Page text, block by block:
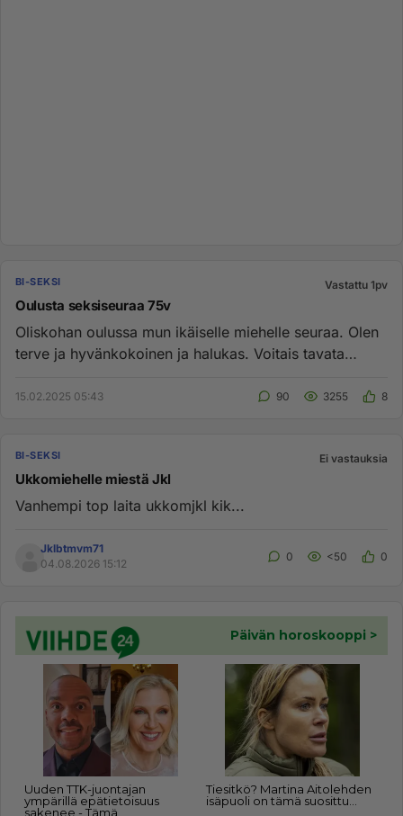
BI-SEKSI Vastattu 1pv
Oulusta seksiseuraa 75v
Oliskohan oulussa mun ikäiselle miehelle seuraa. Olen
terve ja hyvänkokoinen ja halukas. Voitais tavata
15.02.2025 05:43 90 3255 8
BI-SEKSI Ei vastauksia
Ukkomiehelle miestä Jkl
Vanhempi top laita ukkomjkl kik...
Jklbtmvm71
04.08.2026 15:12
0 <50 0